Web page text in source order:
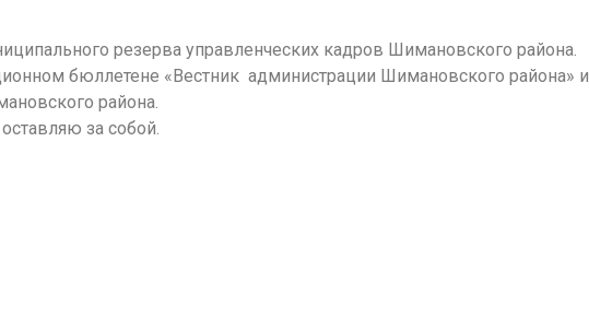
резерва управленческих кадров Шимановского района.
бюллетене «Вестник администрации Шимановского района» и
района.
за собой.